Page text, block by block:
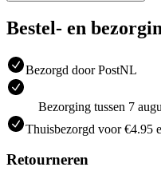
Bestel- en
Bezorgd door PostNL
Bezorging tussen 7
Thuisbezorgd voor €4.95
Retourneren